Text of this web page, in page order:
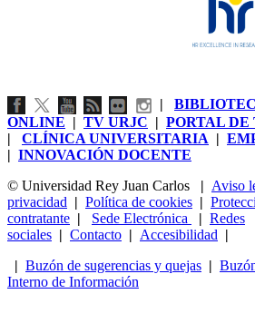
|
ONLINE | TV URJC | PORTAL DE
| CLÍNICA UNIVERSITARIA |
| INNOVACIÓN DOCENTE
© Universidad Rey Juan Carlos
| Aviso
privacidad | Política de cookies |
contratante | Sede Electrónica | Redes
sociales | Contacto | Accesibilidad |
| Buzón de sugerencias y quejas |
Interno de Información